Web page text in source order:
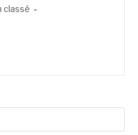
classé